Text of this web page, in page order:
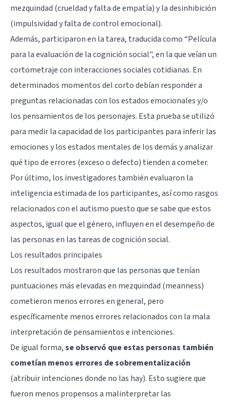
mezquindad (crueldad y falta de empatía) y la desinhibición
(impulsividad y falta de control emocional).
Además, participaron en la tarea, traducida como “Película
para la evaluación de la cognición social", en la que veían un
cortometraje con interacciones sociales cotidianas. En
determinados momentos del corto debían responder a
preguntas relacionadas con los estados emocionales y/o
los pensamientos de los personajes. Esta prueba se utilizó
para medir la capacidad de los participantes para inferir las
emociones y los estados mentales de los demás y analizar
qué tipo de errores (exceso o defecto) tienden a cometer.
Por último, los investigadores también evaluaron la
inteligencia estimada de los participantes, así como rasgos
relacionados con el autismo puesto que se sabe que estos
aspectos, igual que el género, influyen en el desempeño de
las personas en las tareas de cognición social.
Los resultados principales
Los resultados mostraron que las personas que tenían
puntuaciones más elevadas en mezquindad (meanness)
cometieron menos errores en general, pero
específicamente menos errores relacionados con la mala
interpretación de pensamientos e intenciones.
De igual forma,se observó que estas personas también
cometían menos errores de sobrementalización
(atribuir intenciones donde no las hay). Esto sugiere que
fueron menos propensos a malinterpretar las